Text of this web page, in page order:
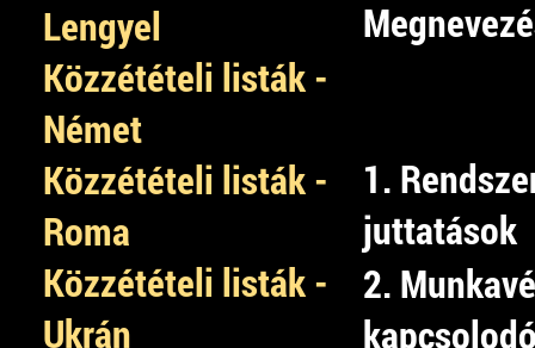
Lengyel
Közzétételi listák -
Német
Közzétételi listák -
Roma
Közzétételi listák -
Ukrán
1.
juttatások
2.